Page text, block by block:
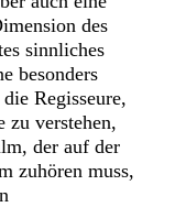
des
sinnliches
besonders
Regisseure,
zu verstehen,
der auf der
zuhören muss,